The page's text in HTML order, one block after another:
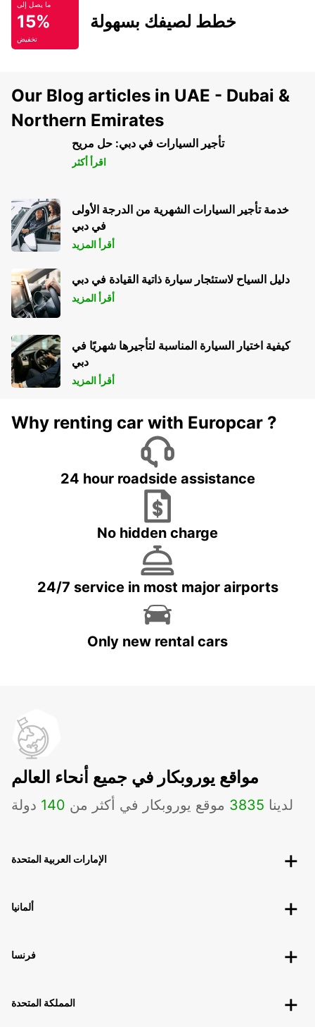
ما يصل إلى
15%
تخفيض
خطط لصيفك بسهولة
Our Blog articles in UAE - Dubai &
Northern Emirates
تأجير السيارات في دبي: حل مريح
اقرأ أكثر
خدمة تأجير السيارات الشهرية من الدرجة الأولى
في دبي
أقرأ المزيد
دليل السياح لاستئجار سيارة ذاتية القيادة في دبي
أقرأ المزيد
كيفية اختيار السيارة المناسبة لتأجيرها شهريًا في
دبي
أقرأ المزيد
Why renting car with Europcar ?
24 hour roadside assistance
No hidden charge
24/7 service in most major airports
Only new rental cars
مواقع يوروبكار في جميع أنحاء العالم
لدينا 3835 موقع يوروبكار في أكثر من 140 دولة
الإمارات العربية المتحدة
ألمانيا
فرنسا
المملكة المتحدة